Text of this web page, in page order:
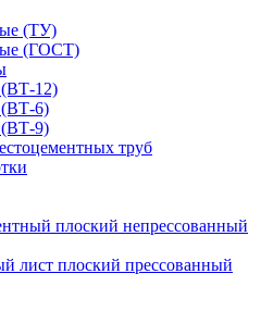
(ТУ)
(ГОСТ)
12)
6)
9)
труб
плоский непрессованный
лист плоский прессованный